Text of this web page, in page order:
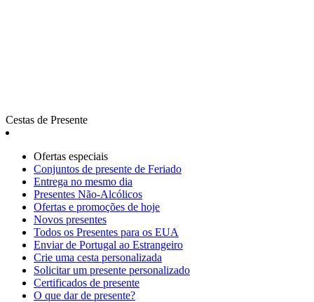
Cestas de Presente
Ofertas especiais
Сonjuntos de presente de Feriado
Entrega no mesmo dia
Presentes Não-Alcólicos
Ofertas e promoções de hoje
Novos presentes
Todos os Presentes para os EUA
Enviar de Portugal ao Estrangeiro
Crie uma cesta personalizada
Solicitar um presente personalizado
Certificados de presente
O que dar de presente?